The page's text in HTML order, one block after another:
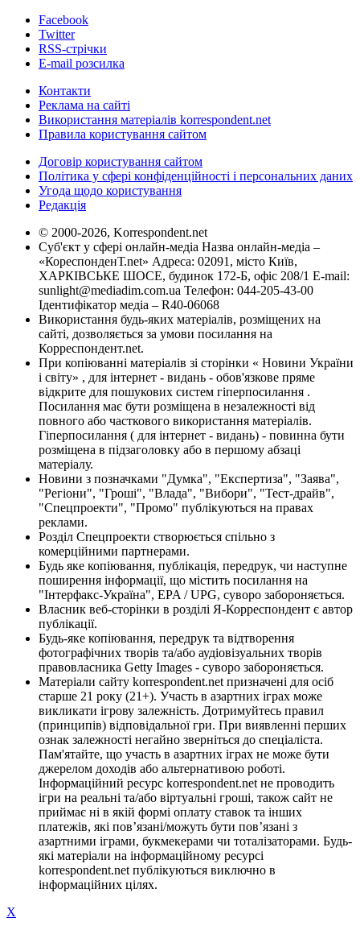
Facebook
Twitter
RSS-стрічки
E-mail розсилка
Контакти
Реклама на сайті
Використання матеріалів korrespondent.net
Правила користування сайтом
Договір користування сайтом
Політика у сфері конфіденційності і персональних даних
Угода щодо користування
Редакція
© 2000-2026, Korrespondent.net
Суб'єкт у сфері онлайн-медіа Назва онлайн-медіа –
«КореспонденТ.net» Адреса: 02091, місто Київ,
ХАРКІВСЬКЕ ШОСЕ, будинок 172-Б, офіс 208/1 E-mail:
sunlight@mediadim.com.ua Телефон: 044-205-43-00
Ідентифікатор медіа – R40-06068
Використання будь-яких матеріалів, розміщених на
сайті, дозволяється за умови посилання на
Корреспондент.net.
При копіюванні матеріалів зі сторінки « Новини України
і світу» , для інтернет - видань - обов'язкове пряме
відкрите для пошукових систем гіперпосилання .
Посилання має бути розміщена в незалежності від
повного або часткового використання матеріалів.
Гіперпосилання ( для інтернет - видань) - повинна бути
розміщена в підзаголовку або в першому абзаці
матеріалу.
Новини з позначками "Думка", "Експертиза", "Заява",
"Регіони", "Гроші", "Влада", "Вибори", "Тест-драйв",
"Спецпроекти", "Промо" публікуються на правах
реклами.
Розділ Спецпроекти створюється спільно з
комерційними партнерами.
Будь яке копіювання, публікація, передрук, чи наступне
поширення інформації, що містить посилання на
"Інтерфакс-Україна", EPA / UPG, суворо забороняється.
Власник веб-сторінки в розділі Я-Корреспондент є автор
публікації.
Будь-яке копіювання, передрук та відтворення
фотографічних творів та/або аудіовізуальних творів
правовласника Getty Images - суворо забороняється.
Матеріали сайту korrespondent.net призначені для осіб
старше 21 року (21+). Участь в азартних іграх може
викликати ігрову залежність. Дотримуйтесь правил
(принципів) відповідальної гри. При виявленні перших
ознак залежності негайно зверніться до спеціаліста.
Пам'ятайте, що участь в азартних іграх не може бути
джерелом доходів або альтернативою роботі.
Інформаційний ресурс korrespondent.net не проводить
ігри на реальні та/або віртуальні гроші, також сайт не
приймає ні в якій формі оплату ставок та інших
платежів, які пов’язані/можуть бути пов’язані з
азартними іграми, букмекерами чи тоталізаторами. Будь-
які матеріали на інформаційному ресурсі
korrespondent.net публікуються виключно в
інформаційних цілях.
X